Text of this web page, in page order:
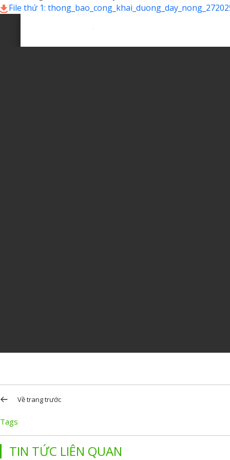
File thứ 1:
Về trang trước
Tags
TIN TỨC LIÊN QUAN